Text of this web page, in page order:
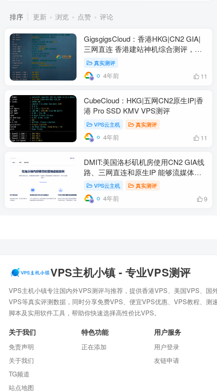
排序 更新 浏览 点赞 评论
GigsgigsCloud：香港HKG|CN2 GIA|
三网直连 香港建站神机综合测评，附
带GigsgigsCloud优惠码
真实测评
4年前 11
CubeCloud：HKG|五网CN2原生IP|香
港 Pro SSD KMV VPS测评
VPS云主机 真实测评
4年前 11
DMIT:美国洛杉矶机房使用CN2 GIA线
路、三网直连和原生IP 能够流媒体解
锁 VPS云主机 真实测评
4年前 9
VPS主机小镇 - 专业VPS测评
VPS主机小镇专注国内外VPS测评与推荐，提供香港VPS、美国VPS、国
VPS等真实评测数据，同时分享免费VPS、便宜VPS优惠、VPS教程、测
脚本及实用软件工具，帮助你快速选择高性价比VPS。
关于我们
免责声明
关于我们
TG频道
站点地图
特色功能
正在添加
用户服务
用户登录
友链申请